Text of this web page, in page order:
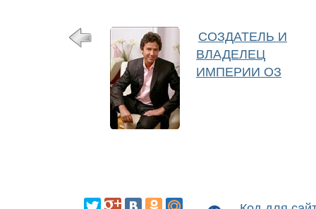
СОЗДАТЕЛЬ И
ВЛАДЕЛЕЦ
ИМПЕРИИ ОЗ